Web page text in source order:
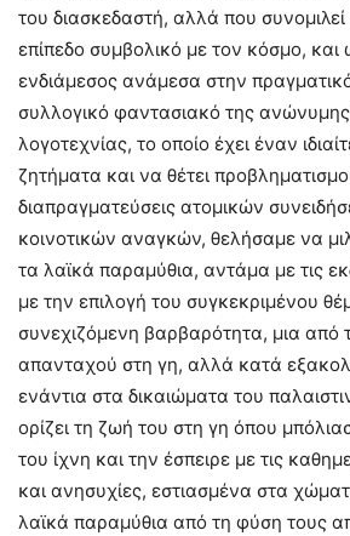
του διασκεδαστή, αλλά που
επίπεδο συμβολικό με τον κόσμο, και
ενδιάμεσος ανάμεσα στην
συλλογικό φαντασιακό της
λογοτεχνίας, το οποίο έχει έναν
ζητήματα και να θέτει
διαπραγματεύσεις ατομικών
κοινοτικών αναγκών, θελήσαμε να
τα λαϊκά παραμύθια, αντάμα με τις
με την επιλογή του συγκεκριμένου
συνεχιζόμενη βαρβαρότητα, μια από
απανταχού στη γη, αλλά κατά
ενάντια στα δικαιώματα του
ορίζει τη ζωή του στη γη όπου
του ίχνη και την έσπειρε με τις
και ανησυχίες, εστιασμένα στα
λαϊκά παραμύθια από τη φύση τους